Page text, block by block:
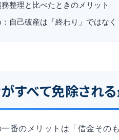
整理と比べたときのメリット
：自己破産は「終わり」ではな
すべて免除される
一番のメリットは「借金その